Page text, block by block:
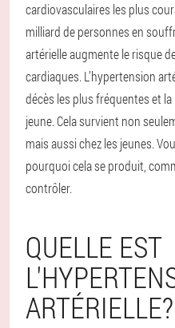
cardiovasculaires les plus
milliard de personnes en
artérielle augmente le risque
cardiaques. L’hypertension
décès les plus fréquentes et
jeune. Cela survient non
mais aussi chez les jeunes.
pourquoi cela se produit,
contrôler.
QUELLE EST
ARTÉRIELLE?